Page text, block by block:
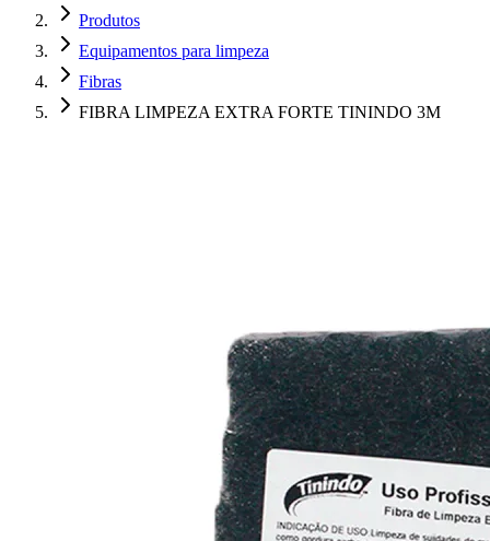
Produtos
Equipamentos para limpeza
Fibras
FIBRA LIMPEZA EXTRA FORTE TININDO 3M